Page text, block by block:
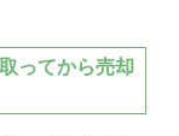
ってから売却